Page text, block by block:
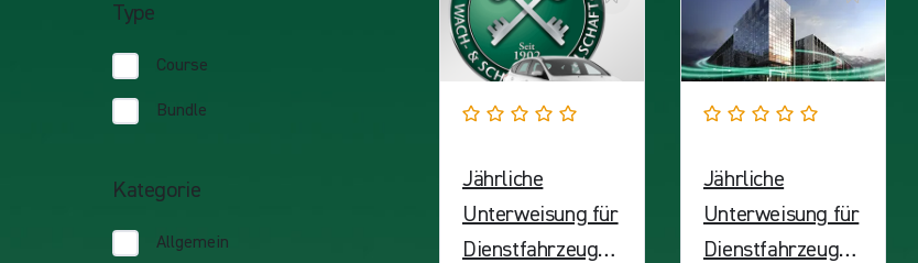
Type
Course
Bundle
Kategorie
Allgemein
Jährliche
Unterweisung für
Dienstfahrzeugfü
Jährliche
Unterweisung für
Dienstfahrzeugfü